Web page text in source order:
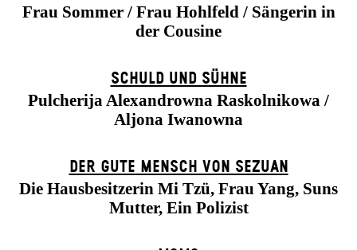
Frau Sommer / Frau Hohlfeld / Sängerin in
der Cousine
SCHULD UND SÜHNE
Pulcherija Alexandrowna Raskolnikowa /
Aljona Iwanowna
DER GUTE MENSCH VON SEZUAN
Die Hausbesitzerin Mi Tzü, Frau Yang, Suns
Mutter, Ein Polizist